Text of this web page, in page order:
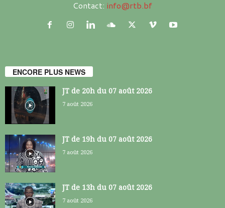
Contact: info@rtb.bf
ENCORE PLUS NEWS
JT de 20h du 07 août 2026
7 août 2026
JT de 19h du 07 août 2026
7 août 2026
JT de 13h du 07 août 2026
7 août 2026